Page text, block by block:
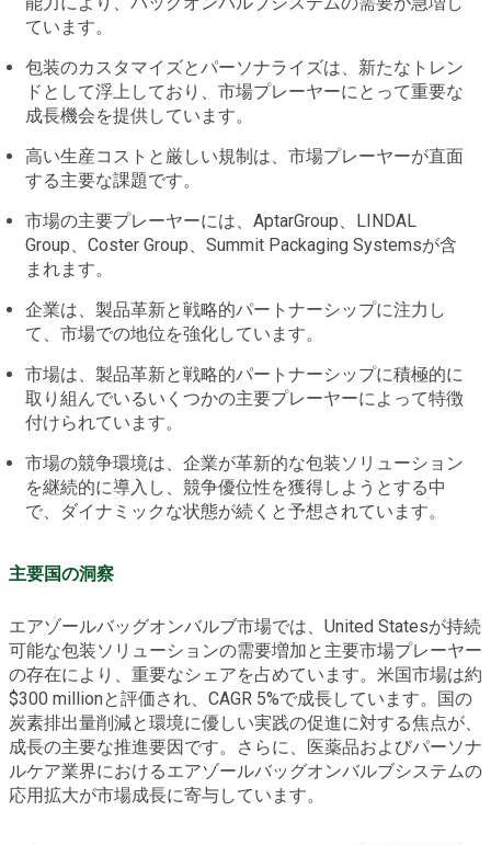
ています。
包装のカスタマイズとパーソナライズは、新たなトレン
ドとして浮上しており、市場プレーヤーにとって重要な
成長機会を提供しています。
高い生産コストと厳しい規制は、市場プレーヤーが直面
する主要な課題です。
市場の主要プレーヤーには、AptarGroup、LINDAL
Group、Coster Group、Summit Packaging Systemsが含
まれます。
企業は、製品革新と戦略的パートナーシップに注力し
て、市場での地位を強化しています。
市場は、製品革新と戦略的パートナーシップに積極的に
取り組んでいるいくつかの主要プレーヤーによって特徴
付けられています。
市場の競争環境は、企業が革新的な包装ソリューション
を継続的に導入し、競争優位性を獲得しようとする中
で、ダイナミックな状態が続くと予想されています。
主要国の洞察
エアゾールバッグオンバルブ市場では、United Statesが持続
可能な包装ソリューションの需要増加と主要市場プレーヤー
の存在により、重要なシェアを占めています。米国市場は約
$300 millionと評価され、CAGR 5%で成長しています。国の
炭素排出量削減と環境に優しい実践の促進に対する焦点が、
成長の主要な推進要因です。さらに、医薬品およびパーソナ
ルケア業界におけるエアゾールバッグオンバルブシステムの
応用拡大が市場成長に寄与しています。